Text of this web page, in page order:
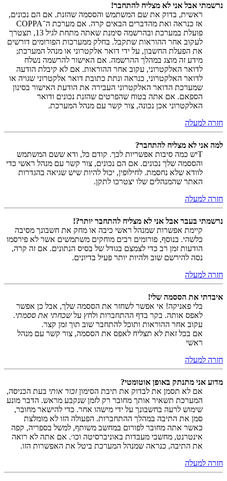
נרשמתי אבל אני לא מצליח להתחבר!
ראשית, בדוק את שם המשתמש והססמה שהזנת. אם הם נכונים,
אז כנראה ואת מהדברים הבאים קרה. אם מערכת ה־COPPA
פועלת במערכת ובהרשמה סימנת שאתה מתחת לגיל 13, תצטרך
לעקוב אחר ההוראות שתקבל. בחלק ממערכות הפורומים דורשים
את הפעלת החשבון, על ידי דואר אלקטרוני או מנהל המערכת;
מידע זה מוצג במהלך ההרשמה. אם האישור להרשמה נשלח
לדואר האלקטרוני, עקוב אחר ההוראות. אם לא קיבלת הודעה
לדואר האלקטרוני, כנראה ונתת כתובת דואר אלקטרוני שגויה או
שמערכת הדואר האלקטרוני העבירה את הודעת האישור בסינון
הספאם. אם אתה בטוח שהפרטים שהזנת נכונים ודואר
האלקטרוני אכן נכונה, צור קשר עם מנהל המערכת.
חזרה למעלה
למה אני לא מצליח להתחבר?
Tיש כמה סיבות אפשריות לכך. קודם כל, ודא ששם המשתמש
והססמה שלך נכונים. אם הם נכונים, צור קשר עם מנהל ראשי כדי
לוודא שלא נחסמת. לחילופין, יכול להיות שיש שגיאה בהגדרות
האתר שהמנהלים שלו יצטרכו לתקן.
חזרה למעלה
נרשמתי בעבר אבל אני לא מצליח להתחבר יותר?!
קיימת אפשרות שמנהל ראשי כיבה או מחק את חשבונך מסיבה
כלשהי. בנוסף, פורומים רבים מוחקים משתמשים אשר לא פירסמו
הודעות זמן רב כדי לצמצם בגודל של בסיס הנתונים. אם זה קרה,
נסה להירשם שוב ולהיות יותר פעיל בדיונים.
חזרה למעלה
איבדתי את הססמה שלי!
בלי פאניקה! אי אפשר לשחזר את הססמה שלך, אבל כן אפשר
לאפס אותה. בקר בדף ההתחברות ולחץ עלשכחתי את ססמתי.
עקוב אחר ההוראות ותוכל להתחבר שוב תוך זמן קצר.
אם בכל זאת לא תצליח לאפס את הססמה, צור קשר עם מנהל
ראשי
חזרה למעלה
מדוע אני מתנתק באופן אוטומטי?
אם לא תסמן את לבדוק את תיבת הסימוןזכור אותי בעת הכניסה,
המערכת תשאיר אותך מחובר רק לזמן שנקבע מראש. הדבר מונע
שימוש לרעה בחשבונך על ידי מישהו אחר. כדי להישאר מחובר,
סמן את התיבה במהלך ההתחברות. הפעולה הזו לא מומלצת
כאשר אתה מחובר לפורום במחשב משותף, למשל בספריה, קפה
אינטרנט, מחשבי מעבדות באוניברסיטה וכו׳. אם אתה לא רואה
את התיבה, כנראה שמנהל המערכת ביטל את האפשרות הזו.
חזרה למעלה